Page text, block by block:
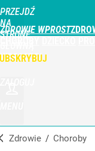
PRZEJDŹ
NA
STRONĘ
WPROST.PL
ZDROWIE WPROST
Zdrowie / Choroby